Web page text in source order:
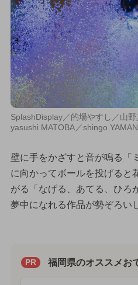
SplashDisplay／的場やすし／山野
yasushi MATOBA／shingo
壁に手をかざすと音が鳴る「
に向かってボールを投げると
がる「なげる、あてる、ひろ
夢中になれる作品が勢ぞろい
PR 福岡県のオススメお